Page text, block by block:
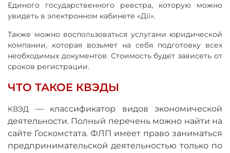
Единого государственного реестра, которую можно
увидеть в электронном кабинете «Дії».
Также можно воспользоваться услугами юридической
компании, которая возьмет на себя подготовку всех
необходимых документов. Стоимость будет зависеть от
сроков регистрации.
ЧТО ТАКОЕ КВЭДЫ
КВЭД —классификатор видов экономической
деятельности. Полный перечень можно найти на
сайте Госкомстата. ФЛП имеет право заниматься
предпринимательской деятельностью только по